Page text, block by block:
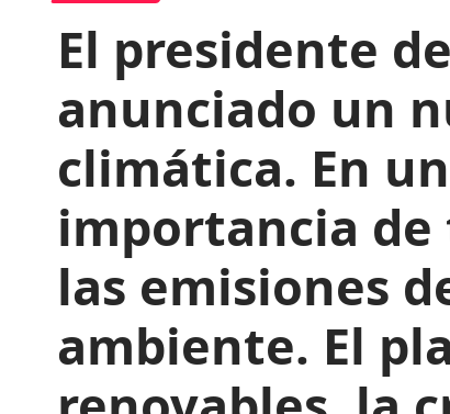
El presidente
anunciado un
climática. En
importancia
las emisiones
ambiente. El